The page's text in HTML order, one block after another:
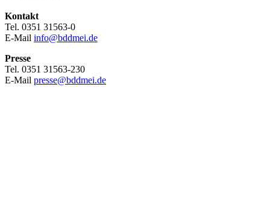
Kontakt
Tel. 0351 31563-0
E-Mail info@bddmei.de
Presse
Tel. 0351 31563-230
E-Mail presse@bddmei.de